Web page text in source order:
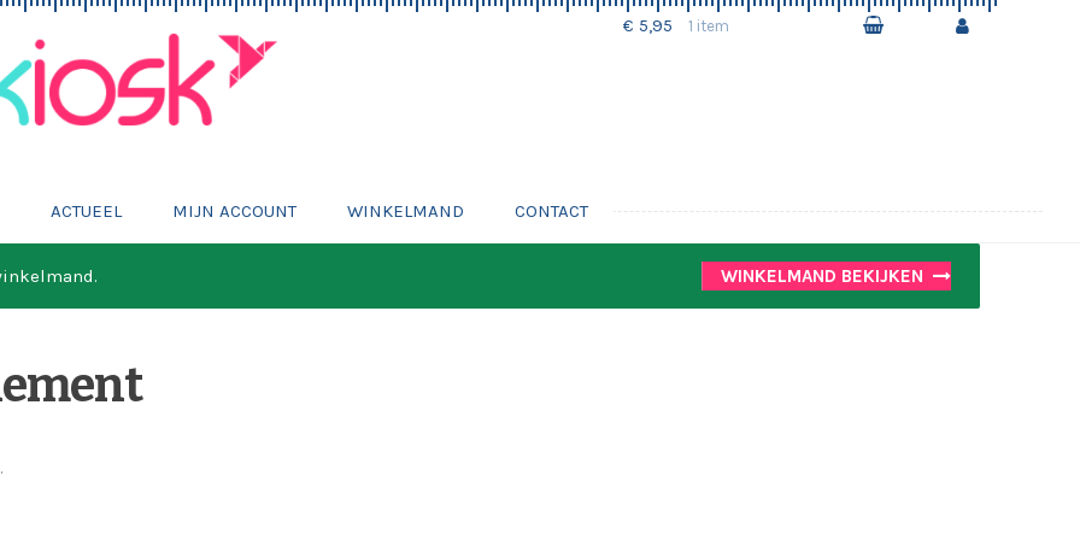
€ 5,95 1 item
ACTUEEL MIJN ACCOUNT WINKELMAND CONTACT
WINKELMAND BEKIJKEN